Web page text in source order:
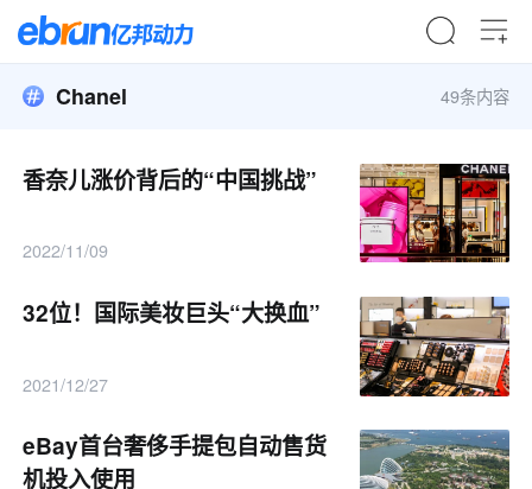
Chanel 49条内容
香奈儿涨价背后的“中国挑战”
2022/11/09
32位！国际美妆巨头“大换血”
2021/12/27
eBay首台奢侈手提包自动售货
机投入使用